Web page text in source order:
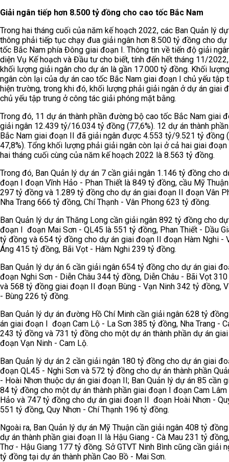
Giải ngân tiếp hơn 8.500 tỷ đồng cho cao tốc Bắc Nam
Trong hai tháng cuối của năm kế hoạch 2022, các Ban Quản lý
thông phải tiếp tục chạy đua giải ngân hơn 8.500 tỷ đồng cho dự
tốc Bắc Nam phía Đông giai đoạn I. Thông tin về tiến độ giải
diện Vụ Kế hoạch và Đầu tư cho biết, tính đến hết tháng 11/
khối lượng giải ngân cho dự án là gần 17.000 tỷ đồng. Khối
ngân còn lại của dự án cao tốc Bắc Nam giai đoạn I chủ yếu tập
hiện trường, trong khi đó, khối lượng phải giải ngân ở dự án giai
chủ yếu tập trung ở công tác giải phóng mặt bằng.
Trong đó, 11 dự án thành phần đường bộ cao tốc Bắc Nam giai
giải ngân 12.439 tỷ/16.034 tỷ đồng (77,6%). 12 dự án thành
Bắc Nam giai đoạn II đã giải ngân được 4.553 tỷ/9.521 tỷ đồng
47,8%). Tổng khối lượng phải giải ngân còn lại ở cả hai giai
hai tháng cuối cùng của năm kế hoạch 2022 là 8.563 tỷ đồng.
Trong đó, Ban Quản lý dự án 7 cần giải ngân 1.146 tỷ đồng cho
đoạn I đoạn Vĩnh Hảo - Phan Thiết là 849 tỷ đồng, cầu Mỹ
297 tỷ đồng và 1.289 tỷ đồng cho dự án giai đoạn II đoạn Vân
Nha Trang 666 tỷ đồng, Chí Thạnh - Vân Phong 623 tỷ đồng.
Ban Quản lý dự án Thăng Long cần giải ngân 892 tỷ đồng cho
đoạn I đoạn Mai Sơn - QL45 là 551 tỷ đồng, Phan Thiết - Dầu
tỷ đồng và 654 tỷ đồng cho dự án giai đoạn II đoạn Hàm Nghi -
Áng 415 tỷ đồng, Bãi Vọt - Hàm Nghi 239 tỷ đồng.
Ban Quản lý dự án 6 cần giải ngân 654 tỷ đồng cho dự án giai
đoạn Nghi Sơn - Diễn Châu 344 tỷ đồng, Diễn Châu - Bãi Vọt
và 568 tỷ đồng giai đoạn II đoạn Bùng - Vạn Ninh 342 tỷ đồng,
- Bùng 226 tỷ đồng.
Ban Quản lý dự án đường Hồ Chí Minh cần giải ngân 628 tỷ
án giai đoạn I đoạn Cam Lộ - La Sơn 385 tỷ đồng, Nha Trang -
243 tỷ đồng và 731 tỷ đồng cho một dự án thành phần dự án
đoạn Vạn Ninh - Cam Lộ.
Ban Quản lý dự án 2 cần giải ngân 180 tỷ đồng cho dự án giai
đoạn QL45 - Nghi Sơn và 572 tỷ đồng cho dự án thành phần
- Hoài Nhơn thuộc dự án giai đoạn II; Ban Quản lý dự án 85 cần
84 tỷ đồng cho một dự án thành phần giai đoạn I đoạn Cam Lâm
Hảo và 747 tỷ đồng cho dự án giai đoạn II đoạn Hoài Nhơn -
551 tỷ đồng, Quy Nhơn - Chí Thạnh 196 tỷ đồng.
Ngoài ra, Ban Quản lý dự án Mỹ Thuận cần giải ngân 408 tỷ
dự án thành phần giai đoạn II là Hậu Giang - Cà Mau 231 tỷ
Thơ - Hậu Giang 177 tỷ đồng. Sở GTVT Ninh Bình cũng cần giải
tỷ đồng tại dự án thành phần Cao Bồ - Mai Sơn.